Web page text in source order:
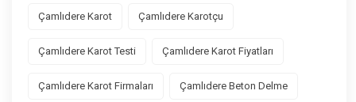
Çamlıdere Karot Çamlıdere Karotçu
Çamlıdere Karot Testi Çamlıdere Karot Fiyatları
Çamlıdere Karot Firmaları Çamlıdere Beton Delme